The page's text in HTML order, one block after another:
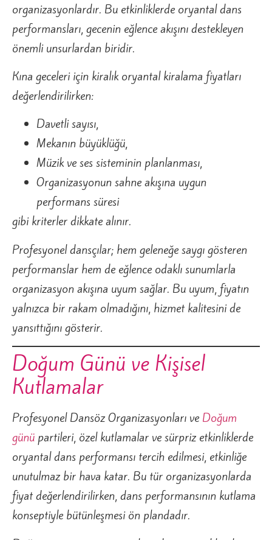
organizasyonlardır. Bu etkinliklerde oryantal dans
performansları, gecenin eğlence akışını destekleyen
önemli unsurlardan biridir.
Kına geceleri için kiralık oryantal kiralama fiyatları
değerlendirilirken:
Davetli sayısı,
Mekanın büyüklüğü,
Müzik ve ses sisteminin planlanması,
Organizasyonun sahne akışına uygun
performans süresi
gibi kriterler dikkate alınır.
Profesyonel dansçılar; hem geleneğe saygı gösteren
performanslar hem de eğlence odaklı sunumlarla
organizasyon akışına uyum sağlar. Bu uyum, fiyatın
yalnızca bir rakam olmadığını, hizmet kalitesini de
yansıttığını gösterir.
Doğum Günü ve Kişisel
Kutlamalar
Profesyonel Dansöz Organizasyonları ve Doğum
günü partileri, özel kutlamalar ve sürpriz etkinliklerde
oryantal dans performansı tercih edilmesi, etkinliğe
unutulmaz bir hava katar. Bu tür organizasyonlarda
fiyat değerlendirilirken, dans performansının kutlama
konseptiyle bütünleşmesi ön plandadır.